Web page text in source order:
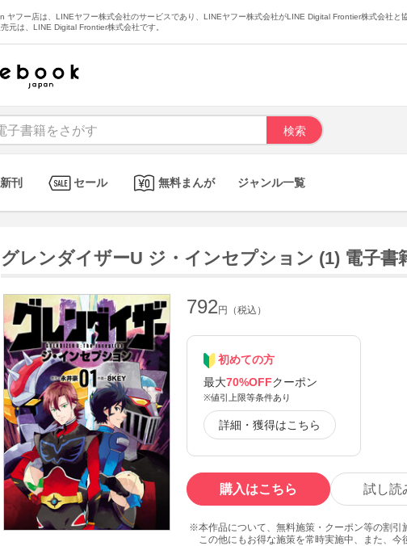
ヤフー店は、LINEヤフー株式会社のサービスであり、LINEヤフー株式会社がLINE Digital Frontier株式会社と
元は、LINE Digital Frontier株式会社です。
新刊 セール 無料まんが ジャンル一覧
グレンダイザーU ジ・インセプション (1) 電子書
792円（税込）
初めての方
最大70%OFFクーポン
※値引上限等条件あり
詳細・獲得はこちら
購入はこちら 試し読
本作品について、無料施策・クーポン等の割引
この他にもお得な施策を常時実施中、また、